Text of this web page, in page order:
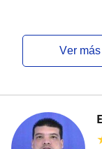
ver más